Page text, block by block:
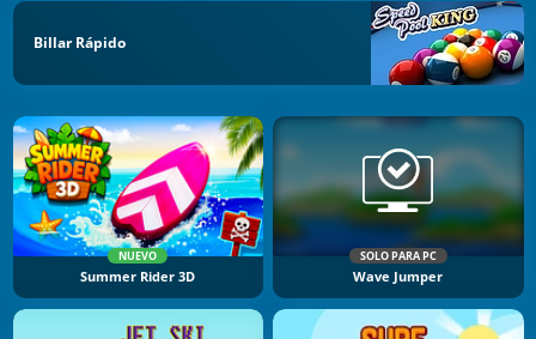
Billar Rápido
NUEVO
Summer Rider 3D
SOLO PARA PC
Wave Jumper